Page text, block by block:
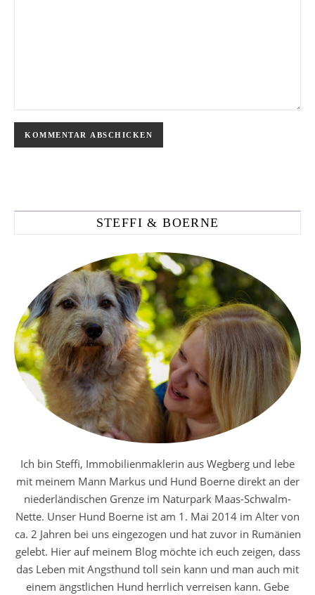
STEFFI & BOERNE
Ich bin Steffi, Immobilienmaklerin aus Wegberg und lebe
mit meinem Mann Markus und Hund Boerne direkt an der
niederländischen Grenze im Naturpark Maas-Schwalm-
Nette. Unser Hund Boerne ist am 1. Mai 2014 im Alter von
ca. 2 Jahren bei uns eingezogen und hat zuvor in Rumänien
gelebt. Hier auf meinem Blog möchte ich euch zeigen, dass
das Leben mit Angsthund toll sein kann und man auch mit
einem ängstlichen Hund herrlich verreisen kann. Gebe